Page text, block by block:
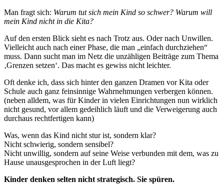
Man fragt sich: Warum tut sich mein Kind so schwer? Warum will
mein Kind nicht in die Kita?
Auf den ersten Blick sieht es nach Trotz aus. Oder nach Unwillen.
Vielleicht auch nach einer Phase, die man „einfach durchziehen“
muss. Dann sucht man im Netz die unzähligen Beiträge zum Thema
‚Grenzen setzen‘. Das macht es gewiss nicht leichter.
Oft denke ich, dass sich hinter den ganzen Dramen vor Kita oder
Schule auch ganz feinsinnige Wahrnehmungen verbergen können.
(neben alldem, was für Kinder in vielen Einrichtungen nun wirklich
nicht gesund, vor allem gedeihlich läuft und die Verweigerung auch
durchaus rechtfertigen kann)
Was, wenn das Kind nicht stur ist, sondern klar?
Nicht schwierig, sondern sensibel?
Nicht unwillig, sondern auf seine Weise verbunden mit dem, was zu
Hause unausgesprochen in der Luft liegt?
Kinder denken selten nicht strategisch. Sie spüren.